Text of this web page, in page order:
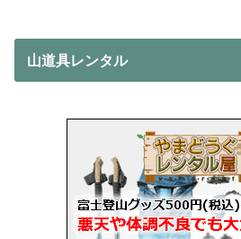
山道具レンタル